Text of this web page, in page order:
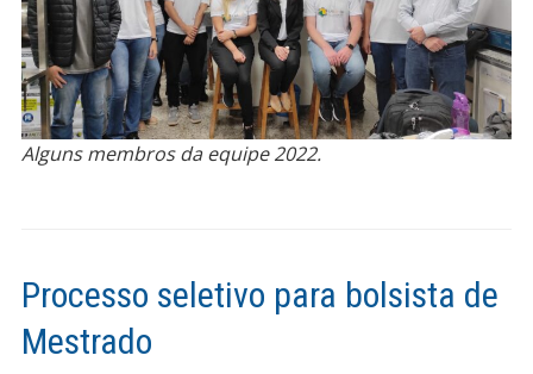
Alguns membros da equipe 2022.
Processo seletivo para bolsista de
Mestrado